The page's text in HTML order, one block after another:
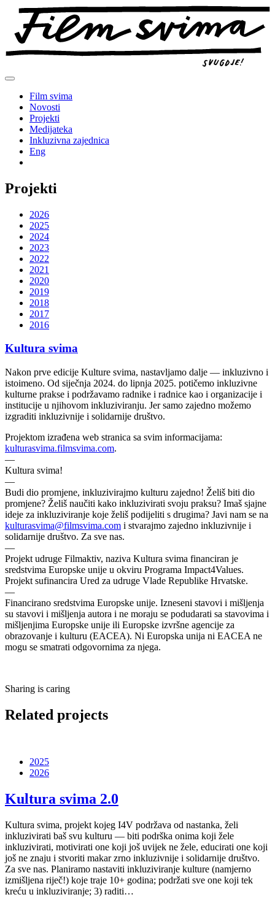
Preskoči
sadržaj
Film svima
Novosti
Projekti
Medijateka
Inkluzivna zajednica
Eng
Projekti
2026
2025
2024
2023
2022
2021
2020
2019
2018
2017
2016
Kultura svima
Nakon prve edicije Kulture svima, nastavljamo dalje — inkluzivno i
istoimeno. Od siječnja 2024. do lipnja 2025. potičemo inkluzivne
kulturne prakse i podržavamo radnike i radnice kao i organizacije i
institucije u njihovom inkluziviranju. Jer samo zajedno možemo
izgraditi inkluzivnije i solidarnije društvo.
Projektom izrađena web stranica sa svim informacijama:
kulturasvima.filmsvima.com.
—
Kultura svima!
—
Budi dio promjene, inkluzivirajmo kulturu zajedno! Želiš biti dio
promjene? Želiš naučiti kako inkluzivirati svoju praksu? Imaš sjajne
ideje za inkluziviranje koje želiš podijeliti s drugima? Javi nam se na
kulturasvima@filmsvima.com i stvarajmo zajedno inkluzivnije i
solidarnije društvo. Za sve nas.
—
Projekt udruge Filmaktiv, naziva Kultura svima financiran je
sredstvima Europske unije u okviru Programa Impact4Values.
Projekt sufinancira Ured za udruge Vlade Republike Hrvatske.
—
Financirano sredstvima Europske unije. Izneseni stavovi i mišljenja
su stavovi i mišljenja autora i ne moraju se podudarati sa stavovima i
mišljenjima Europske unije ili Europske izvršne agencije za
obrazovanje i kulturu (EACEA). Ni Europska unija ni EACEA ne
mogu se smatrati odgovornima za njega.
Sharing is caring
Related projects
2025
2026
Kultura svima 2.0
Kultura svima, projekt kojeg I4V podržava od nastanka, želi
inkluzivirati baš svu kulturu — biti podrška onima koji žele
inkluzivirati, motivirati one koji još uvijek ne žele, educirati one koji
još ne znaju i stvoriti makar zrno inkluzivnije i solidarnije društvo.
Za sve nas. Planiramo nastaviti inkluziviranje kulture (namjerno
izmišljena riječ!) koje traje 10+ godina; podržati sve one koji tek
kreću u inkluziviranje; 3) raditi…